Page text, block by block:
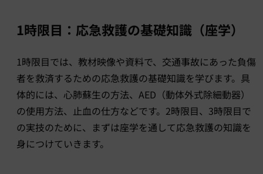
1時限目：応急救護の基礎知識（座学）
1時限目では、教材映像や資料で、交通事故にあった負傷
者を救済するための応急救護の基礎知識を学びます。具
体的には、心肺蘇生の方法、AED（動体外式除細動器）
の使用方法、止血の仕方などです。2時限目、3時限目で
の実技のために、まずは座学を通して応急救護の知識を
身につけていきます。